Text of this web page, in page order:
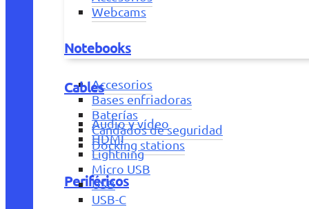
Webcams
Notebooks
Accesorios
Bases enfriadoras
Baterías
Candados de seguridad
Docking stations
Periféricos
Cables
Audio y vídeo
HDMI
Lightning
Micro USB
USB
USB-C